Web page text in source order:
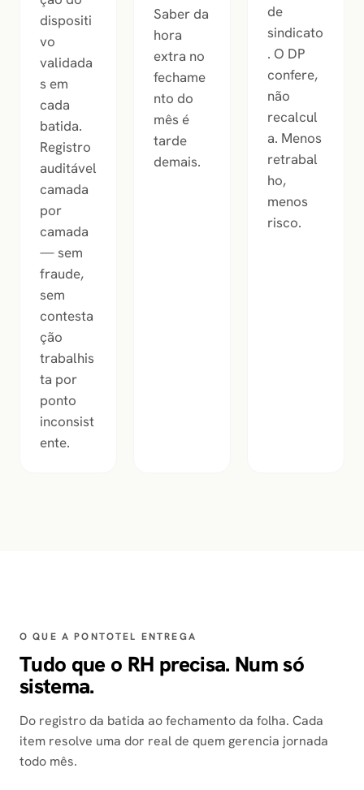
dispositi
vo
validada
s em
cada
batida.
Registro
auditável
camada
por
camada
— sem
fraude,
sem
contesta
ção
trabalhis
ta por
ponto
inconsist
ente.
Saber da
hora
extra no
fechame
nto do
mês é
tarde
demais.
de
sindicato
. O DP
confere,
não
recalcul
a. Menos
retrabal
ho,
menos
risco.
O QUE A PONTOTEL ENTREGA
Tudo que o RH precisa. Num só
sistema.
Do registro da batida ao fechamento da folha. Cada
item resolve uma dor real de quem gerencia jornada
todo mês.